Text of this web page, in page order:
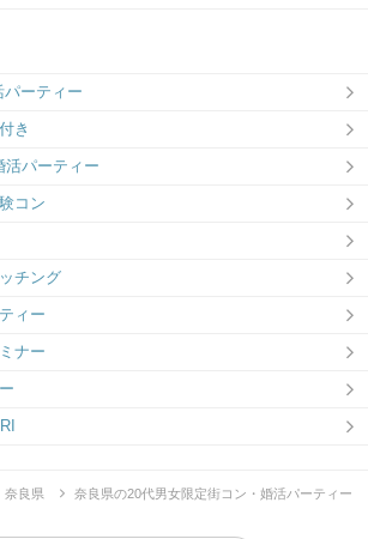
ーティー
き
活パーティー
コン
チング
ィー
ナー
奈良県 奈良県の20代男女限定街コン・婚活パーティー